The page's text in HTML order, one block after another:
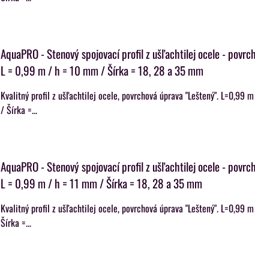
AquaPRO - Stenový spojovací profil z ušľachtilej ocele -
L = 0,99 m / h = 10 mm / Šírka = 18, 28 a 35 mm
Kvalitný profil z ušľachtilej ocele, povrchová úprava "Leštený". L=0,99
/ Šírka =...
AquaPRO - Stenový spojovací profil z ušľachtilej ocele -
L = 0,99 m / h = 11 mm / Šírka = 18, 28 a 35 mm
Kvalitný profil z ušľachtilej ocele, povrchová úprava "Leštený". L=0,99
Šírka =...